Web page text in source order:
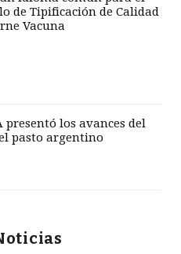
de Tipificación de Calidad
Vacuna
presentó los avances del
pasto argentino